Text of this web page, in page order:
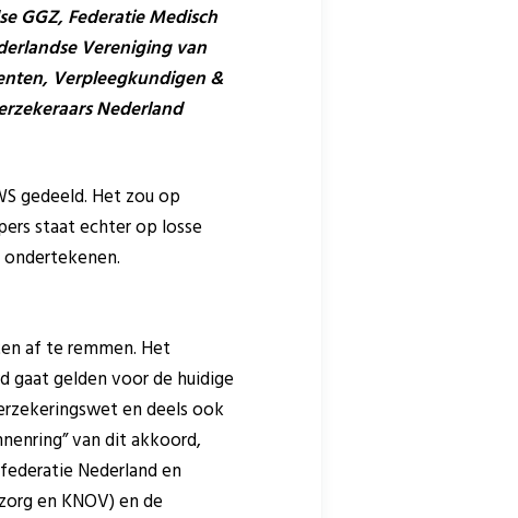
GGZ, Federatie Medisch
Vereniging van
Verpleegkundigen &
Nederland
gedeeld. Het zou op
staat echter op losse
af te remmen. Het
gaat gelden voor de huidige
en deels ook
van dit akkoord,
Nederland en
en KNOV) en de